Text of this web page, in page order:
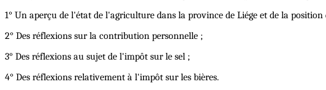
1° Un aperçu de l'état de l'agriculture dans la province de Liége et de la
2° Des réflexions sur la contribution personnelle ;
3° Des réflexions au sujet de l'impôt sur le sel ;
4° Des réflexions relativement à l'impôt sur les bières.